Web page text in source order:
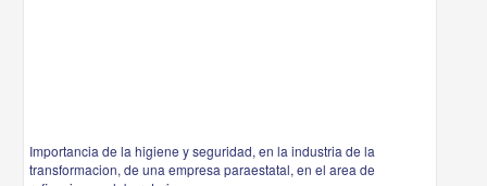
Importancia de la higiene y seguridad, en la industria de la
transformacion, de una empresa paraestatal, en el area de